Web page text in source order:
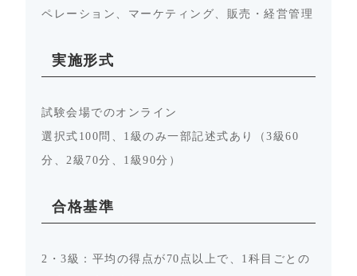
ペレーション、マーケティング、販売・経営管理
実施形式
試験会場でのオンライン
選択式100問、1級のみ一部記述式あり（3級60
分、2級70分、1級90分）
合格基準
2・3級：平均の得点が70点以上で、1科目ごとの